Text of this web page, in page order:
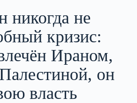
никогда не
кризис:
Ираном,
он
власть